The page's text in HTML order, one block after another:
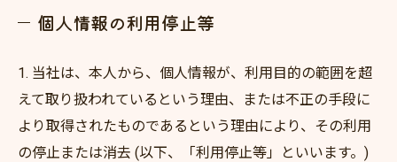
個人情報の利用停止等
1. 当社は、本人から、個人情報が、利用目的の範囲を超
えて取り扱われているという理由、または不正の手段に
より取得されたものであるという理由により、その利用
の停止または消去 (以下、「利用停止等」といいます。)